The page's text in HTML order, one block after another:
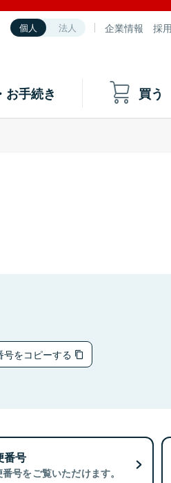
個人 法人 企業情報 採
お手続き 買う
号をコピーする
番号
号をご覧いただけます。